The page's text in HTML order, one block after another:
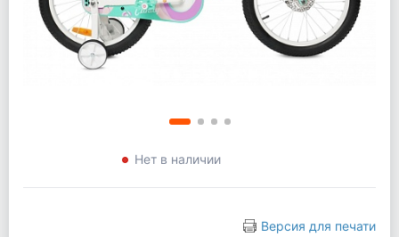
Нет в наличии
Версия для печати